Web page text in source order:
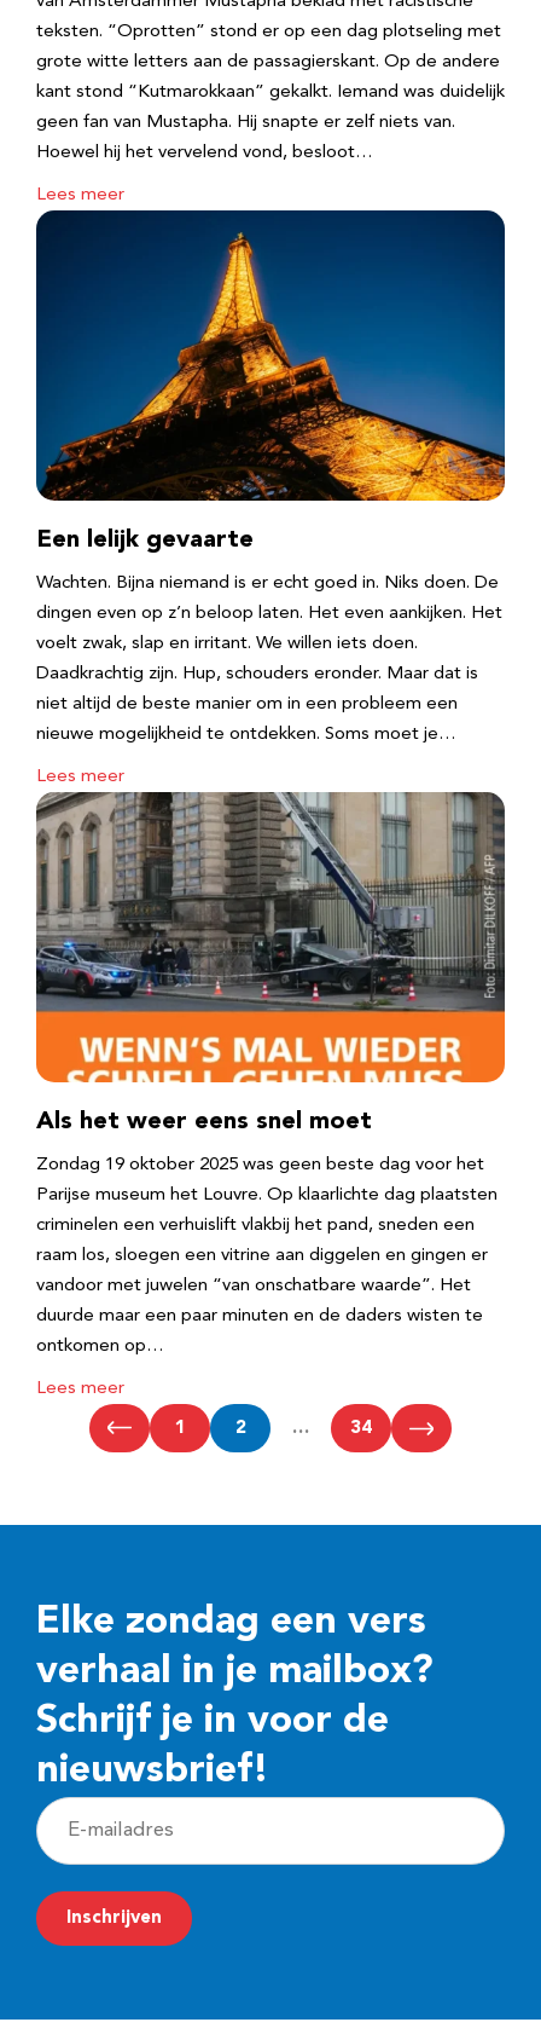
teksten. “Oprotten” stond er op een dag plotseling met
grote witte letters aan de passagierskant. Op de andere
kant stond “Kutmarokkaan” gekalkt. Iemand was duidelijk
geen fan van Mustapha. Hij snapte er zelf niets van.
Hoewel hij het vervelend vond, besloot…
Lees meer
Een lelijk gevaarte
Wachten. Bijna niemand is er echt goed in. Niks doen. De
dingen even op z’n beloop laten. Het even aankijken. Het
voelt zwak, slap en irritant. We willen iets doen.
Daadkrachtig zijn. Hup, schouders eronder. Maar dat is
niet altijd de beste manier om in een probleem een
nieuwe mogelijkheid te ontdekken. Soms moet je…
Lees meer
Als het weer eens snel moet
Zondag 19 oktober 2025 was geen beste dag voor het
Parijse museum het Louvre. Op klaarlichte dag plaatsten
criminelen een verhuislift vlakbij het pand, sneden een
raam los, sloegen een vitrine aan diggelen en gingen er
vandoor met juwelen “van onschatbare waarde”. Het
duurde maar een paar minuten en de daders wisten te
ontkomen op…
Lees meer
1 2 … 34
Elke zondag een vers
verhaal in je mailbox?
Schrijf je in voor de
nieuwsbrief!
E
-
m
a
Inschrijven